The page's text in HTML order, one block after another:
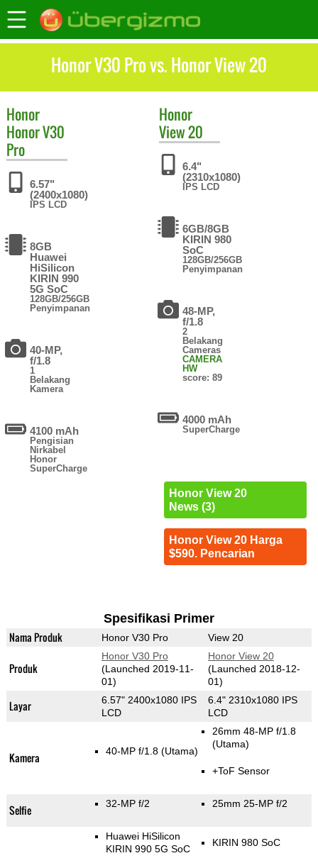
Honor V30 Pro vs. Honor View 20
Honor
Honor V30
Pro
6.57"
(2400x1080)
IPS LCD
8GB
Huawei
HiSilicon
KIRIN 990
5G SoC
128GB/256GB
Penyimpanan
40-MP,
f/1.8
1
Belakang
Kamera
4100 mAh
Pengisian
Nirkabel
Honor
SuperCharge
Honor
View 20
6.4"
(2310x1080)
IPS LCD
6GB/8GB
KIRIN 980
SoC
128GB/256GB
Penyimpanan
48-MP,
f/1.8
2
Belakang
Cameras
CAMERA
HW
score: 89
4000 mAh
SuperCharge
Honor View 20
News (3)
Honor View 20 Harga
$590. Pencarian
Spesifikasi Primer
Nama Produk Honor V30 Pro View 20
Produk
Honor V30 Pro
(Launched 2019-11-
01)
Honor View 20
(Launched 2018-12-
01)
Layar
6.57" 2400x1080 IPS
LCD
6.4" 2310x1080 IPS
LCD
Kamera 40-MP f/1.8 (Utama)
26mm 48-MP f/1.8
(Utama)
+ToF Sensor
Selfie 32-MP f/2 25mm 25-MP f/2
Huawei HiSilicon
KIRIN 990 5G SoC
KIRIN 980 SoC